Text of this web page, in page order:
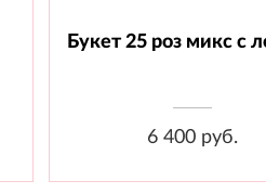
Состав: Роза 70 см - 25
Букет 25 роз микс с
6 400 руб.